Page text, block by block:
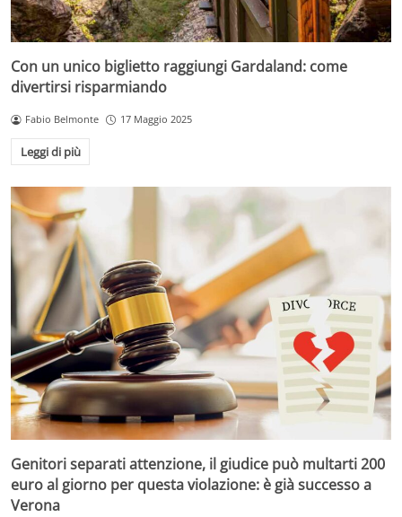
Con un unico biglietto raggiungi Gardaland: come
divertirsi risparmiando
Fabio Belmonte 17 Maggio 2025
Leggi di più
Genitori separati attenzione, il giudice può multarti 200
euro al giorno per questa violazione: è già successo a
Verona